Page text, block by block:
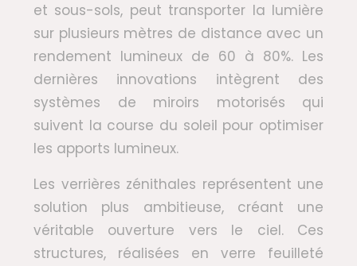
et sous-sols, peut transporter la lumière
sur plusieurs mètres de distance avec un
rendement lumineux de 60 à 80%. Les
dernières innovations intègrent des
systèmes de miroirs motorisés qui
suivent la course du soleil pour optimiser
les apports lumineux.
Les verrières zénithales représentent une
solution plus ambitieuse, créant une
véritable ouverture vers le ciel. Ces
structures, réalisées en verre feuilleté